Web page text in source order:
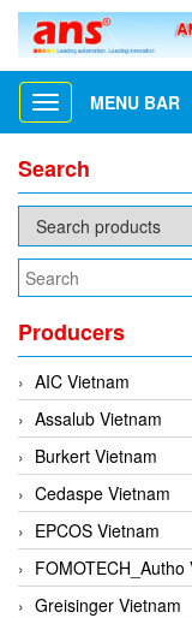
Toggle
navigation
MENU BAR
Search
Producers
AIC Vietnam
Assalub Vietnam
Burkert Vietnam
Cedaspe Vietnam
EPCOS Vietnam
FOMOTECH_Autho
Greisinger Vietnam